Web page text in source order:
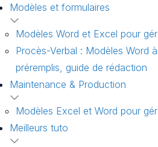
Modèles et formulaires
Modèles Word et Excel pour
Procès-Verbal : Modèles Word
préremplis, guide de rédaction
Maintenance & Production
Modèles Excel et Word pour
Meilleurs tuto